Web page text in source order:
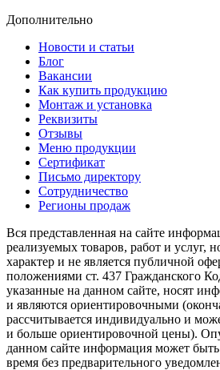
Дополнительно
Новости и статьи
Блог
Вакансии
Как купить продукцию
Монтаж и установка
Реквизиты
Отзывы
Меню продукции
Сертификат
Письмо директору
Сотрудничество
Регионы продаж
Вся представленная на сайте
реализуемых товаров, работ и услуг,
характер и не является публичной
положениями ст. 437 Гражданского
указанные на данном сайте, носят
и являются ориентировочными
рассчитывается индивидуально и
и больше ориентировочной цены).
данном сайте информация может
время без предварительного